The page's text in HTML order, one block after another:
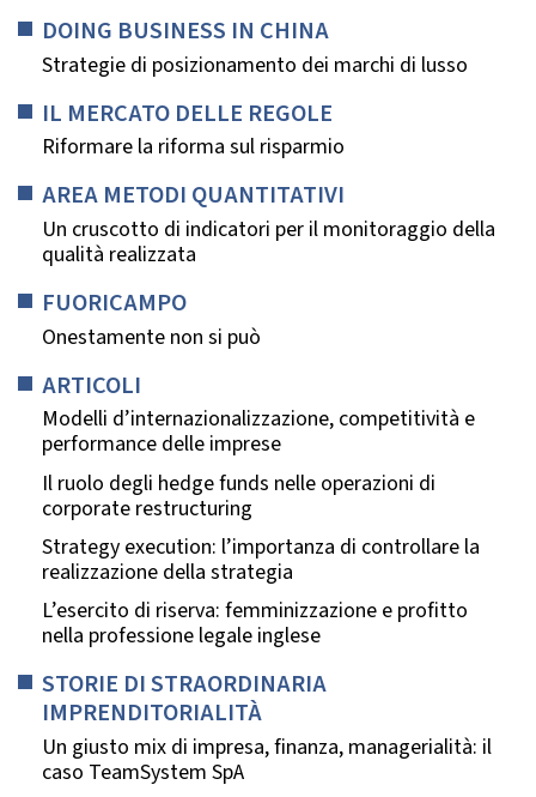
DOING BUSINESS IN CHINA
Strategie di posizionamento dei marchi di lusso
IL MERCATO DELLE REGOLE
Riformare la riforma sul risparmio
AREA METODI QUANTITATIVI
Un cruscotto di indicatori per il monitoraggio della
qualità realizzata
FUORICAMPO
Onestamente non si può
ARTICOLI
Modelli d’internazionalizzazione, competitività e
performance delle imprese
Il ruolo degli hedge funds nelle operazioni di
corporate restructuring
Strategy execution: l’importanza di controllare la
realizzazione della strategia
L’esercito di riserva: femminizzazione e profitto
nella professione legale inglese
STORIE DI STRAORDINARIA
IMPRENDITORIALITÀ
Un giusto mix di impresa, finanza, managerialità: il
caso TeamSystem SpA